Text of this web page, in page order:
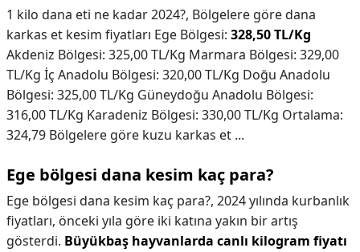
1 kilo dana eti ne kadar 2024?, Bölgelere göre dana
karkas et kesim fiyatları Ege Bölgesi: 328,50 TL/Kg
Akdeniz Bölgesi: 325,00 TL/Kg Marmara Bölgesi: 329,00
TL/Kg İç Anadolu Bölgesi: 320,00 TL/Kg Doğu Anadolu
Bölgesi: 325,00 TL/Kg Güneydoğu Anadolu Bölgesi:
316,00 TL/Kg Karadeniz Bölgesi: 330,00 TL/Kg Ortalama:
324,79 Bölgelere göre kuzu karkas et ...
Ege bölgesi dana kesim kaç para?
Ege bölgesi dana kesim kaç para?, 2024 yılında kurbanlık
fiyatları, önceki yıla göre iki katına yakın bir artış
gösterdi. Büyükbaş hayvanlarda canlı kilogram fiyatı